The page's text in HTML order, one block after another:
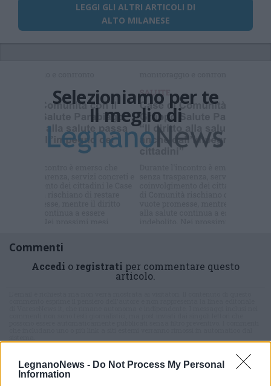
LegnanoNews - Do Not Process My Personal
Information
LEGGI GLI ALTRI ARTICOLI DI
ALTO MILANESE
Selezioniamo per te
Il meglio di
Commenti
Accedi o registrati per commentare questo
articolo.